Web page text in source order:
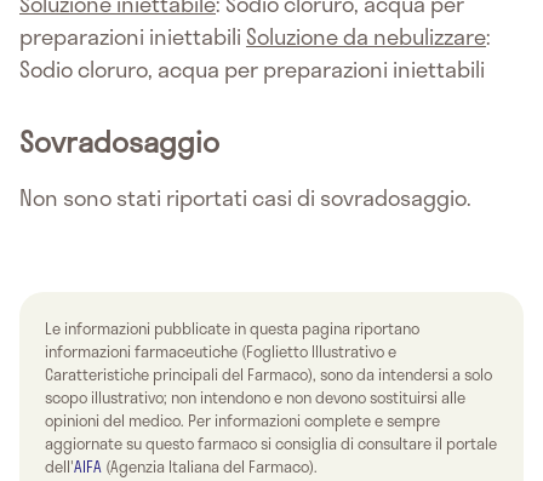
preparazioni iniettabili Soluzione da nebulizzare:
Sodio cloruro, acqua per preparazioni iniettabili
Sovradosaggio
Non sono stati riportati casi di sovradosaggio.
Le informazioni pubblicate in questa pagina riportano
informazioni farmaceutiche (Foglietto Illustrativo e
Caratteristiche principali del Farmaco), sono da intendersi a solo
scopo illustrativo; non intendono e non devono sostituirsi alle
opinioni del medico. Per informazioni complete e sempre
aggiornate su questo farmaco si consiglia di consultare il portale
dell'AIFA (Agenzia Italiana del Farmaco).